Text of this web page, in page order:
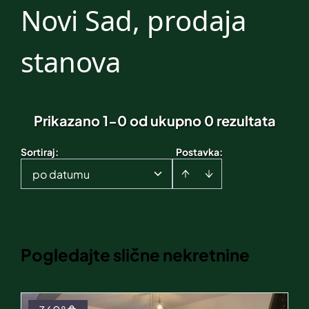
Novi Sad, prodaja
stanova
Prikazano 1-0 od ukupno 0 rezultata
Postavka:
Sortiraj:
po datumu
Pogledajte slične nekretnine